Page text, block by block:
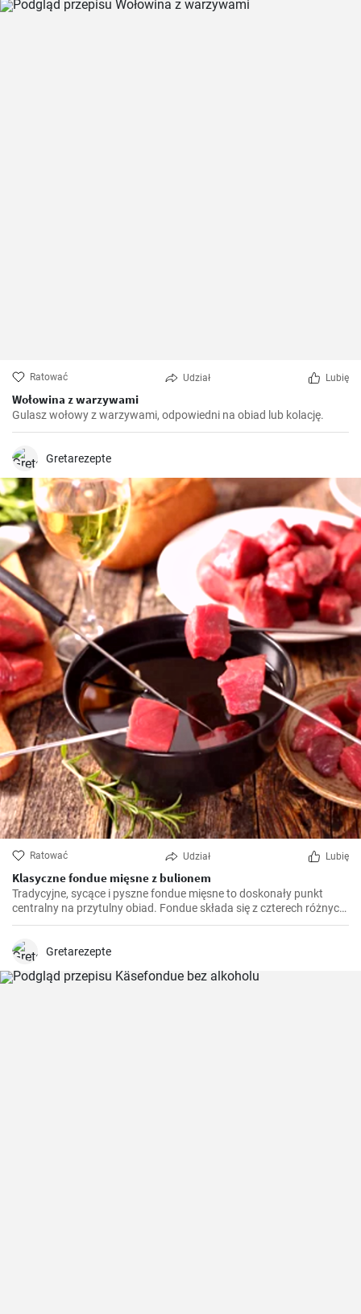
Ratować Udział Lubię
Wołowina z warzywami
Gulasz wołowy z warzywami, odpowiedni na obiad lub kolację.
Gretarezepte
Ratować Udział Lubię
Klasyczne fondue mięsne z bulionem
Tradycyjne, sycące i pyszne fondue mięsne to doskonały punkt
centralny na przytulny obiad. Fondue składa się z czterech różnych
rodzajów mięsa, podawanego wspólnie z aromatycznym sosem do
Gretarezepte